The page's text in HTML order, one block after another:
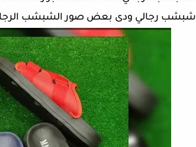
شبشب رجالي ودى بعض صور الشبشب